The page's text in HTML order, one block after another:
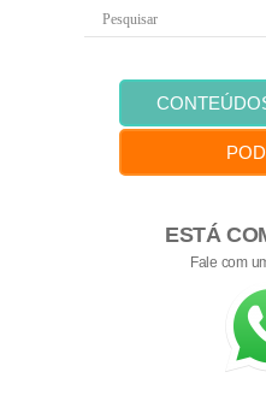
ESTÁ
Fale com